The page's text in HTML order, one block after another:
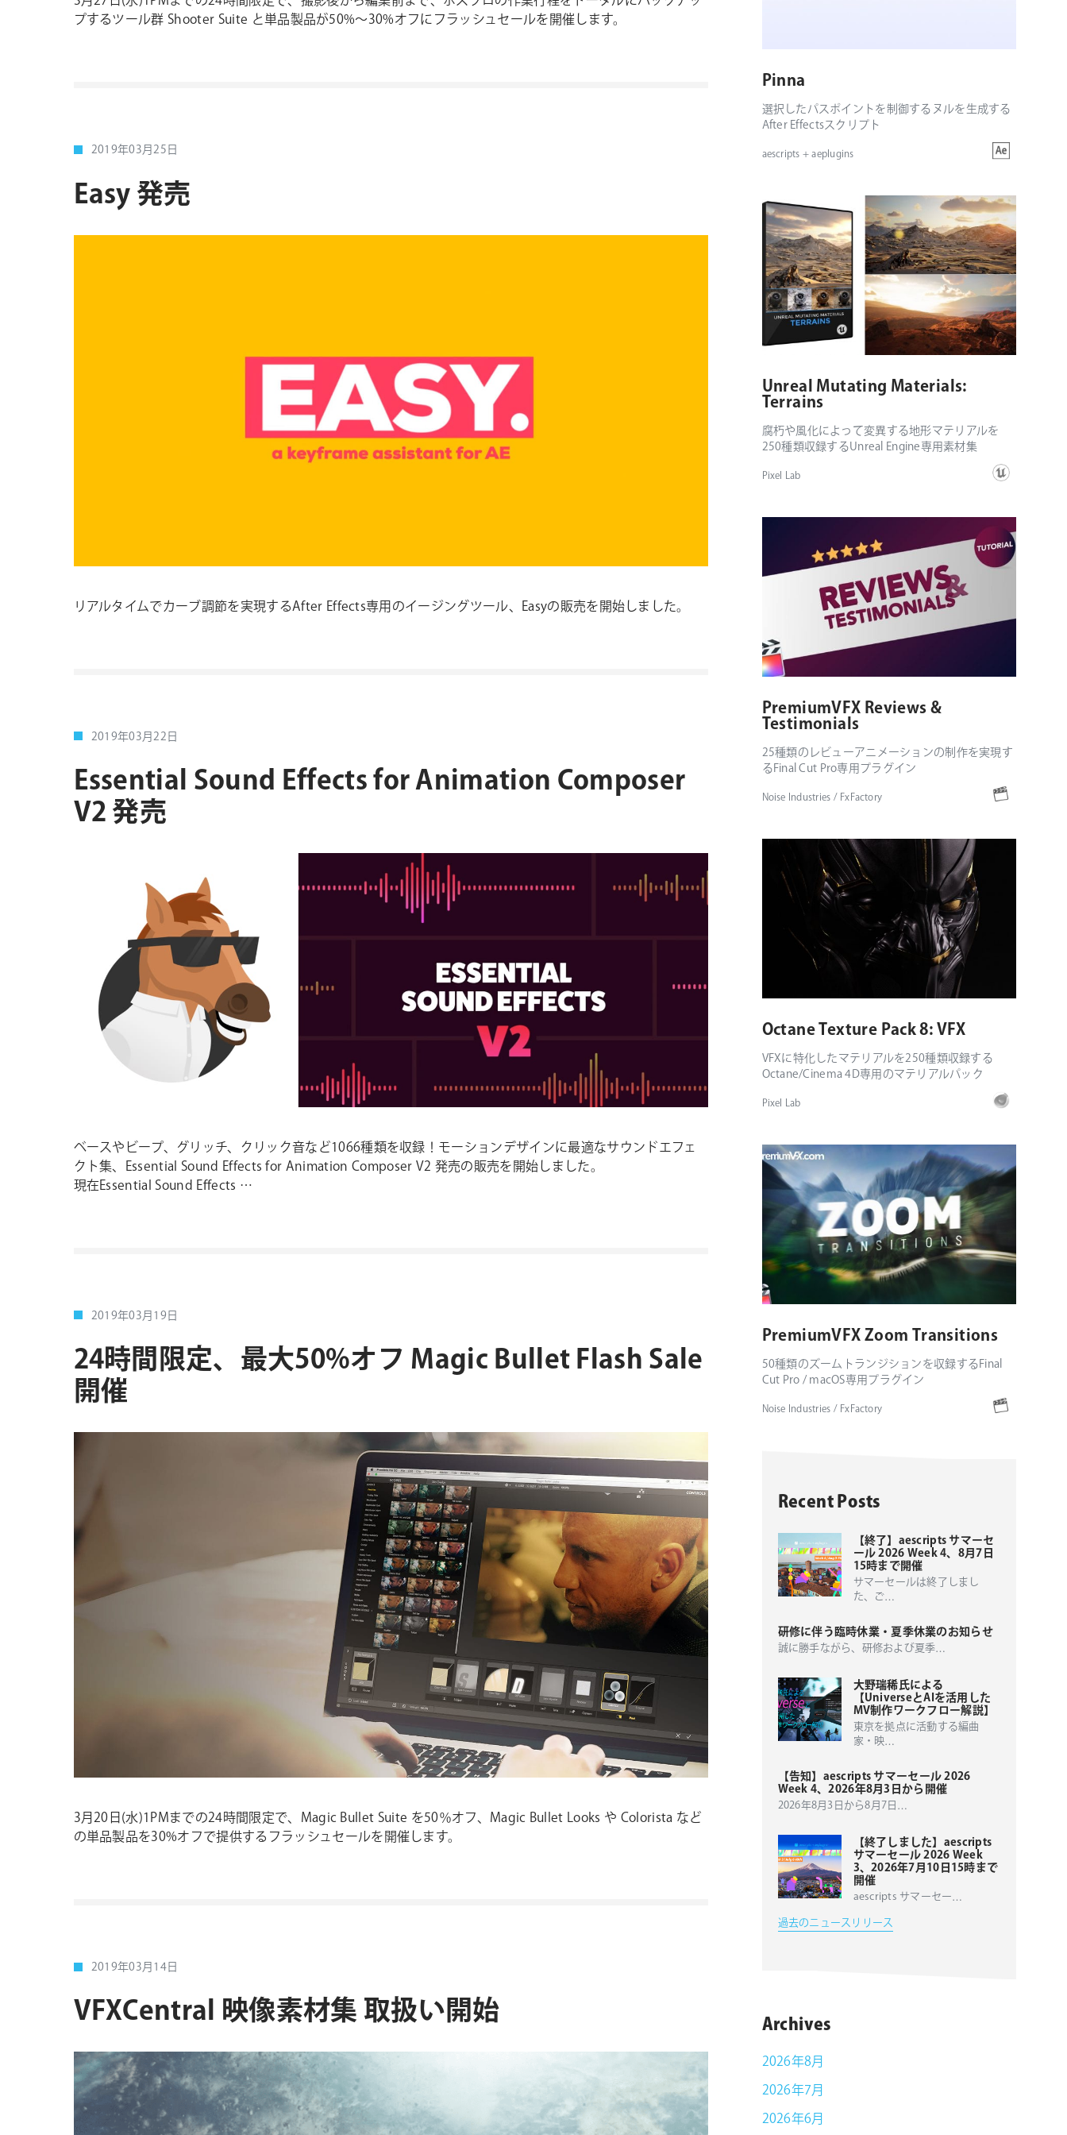
プするツール群 Shooter Suite と単品製品が50%～30%オフにフラッシュセールを開催します。
2019年03月25日
Easy 発売
リアルタイムでカーブ調節を実現するAfter Effects専用のイージングツール、Easyの販売を開始しました。
2019年03月22日
Essential Sound Effects for Animation Composer
V2 発売
ベースやビープ、グリッチ、クリック音など1066種類を収録！モーションデザインに最適なサウンドエフェ
クト集、Essential Sound Effects for Animation Composer V2 発売の販売を開始しました。
現在Essential Sound Effects …
2019年03月19日
24時間限定、最大50%オフ Magic Bullet Flash Sale
開催
3月20日(水)1PMまでの24時間限定で、Magic Bullet Suite を50％オフ、Magic Bullet Looks や Colorista など
の単品製品を30%オフで提供するフラッシュセールを開催します。
2019年03月14日
VFXCentral 映像素材集 取扱い開始
Pinna
選択したパスポイントを制御するヌルを生成する
After Effectsスクリプト
aescripts + aeplugins
Unreal Mutating Materials:
Terrains
腐朽や風化によって変異する地形マテリアルを
250種類収録するUnreal Engine専用素材集
Pixel Lab
PremiumVFX Reviews &
Testimonials
25種類のレビューアニメーションの制作を実現す
るFinal Cut Pro専用プラグイン
Noise Industries / FxFactory
Octane Texture Pack 8: VFX
VFXに特化したマテリアルを250種類収録する
Octane/Cinema 4D専用のマテリアルパック
Pixel Lab
PremiumVFX Zoom Transitions
50種類のズームトランジションを収録するFinal
Cut Pro / macOS専用プラグイン
Noise Industries / FxFactory
Recent Posts
【終了】aescripts サマーセ
ール 2026 Week 4、8月7日
15時まで開催
サマーセールは終了しまし
た、ご…
研修に伴う臨時休業・夏季休業のお知らせ
誠に勝手ながら、研修および夏季…
大野瑞稀氏による
【UniverseとAIを活用した
MV制作ワークフロー解説】
東京を拠点に活動する編曲
家・映…
【告知】aescripts サマーセール 2026
Week 4、2026年8月3日から開催
2026年8月3日から8月7日…
【終了しました】aescripts
サマーセール 2026 Week
3、2026年7月10日15時まで
開催
aescripts サマーセー…
過去のニュースリリース
Archives
2026年8月
2026年7月
2026年6月